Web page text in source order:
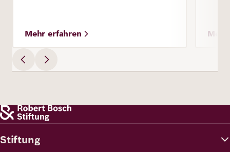
Mehr erfahren
Stiftung